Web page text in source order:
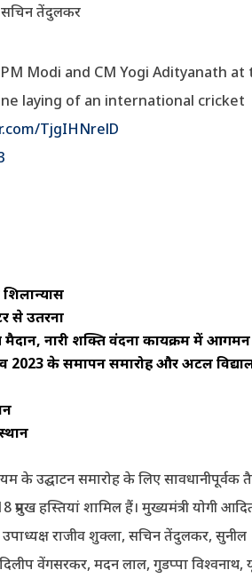
सचिन तेंदुलकर
Modi and CM Yogi Adityanath at
laying of an international cricket
TjgIHNrelD
शिलान्यास
से उतरना
नारी शक्ति वंदना कार्यक्रम में आगमन
2023 के समापन समारोह और अटल
के उद्घाटन समारोह के लिए सावधानीपूर्वक
हस्तियां शामिल हैं। मुख्यमंत्री योगी
राजीव शुक्ला, सचिन तेंदुलकर, सुनील
वेंगसरकर, मदन लाल, गुडप्पा विश्वनाथ,